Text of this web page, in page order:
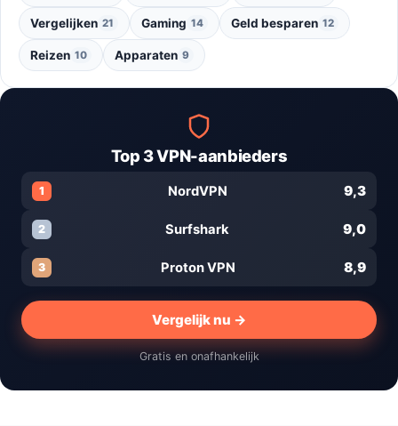
Vergelijken 21 Gaming 14 Geld besparen 12
Reizen 10 Apparaten 9
Top 3 VPN-aanbieders
1 NordVPN 9,3
2 Surfshark 9,0
3 Proton VPN 8,9
Vergelijk nu →
Gratis en onafhankelijk